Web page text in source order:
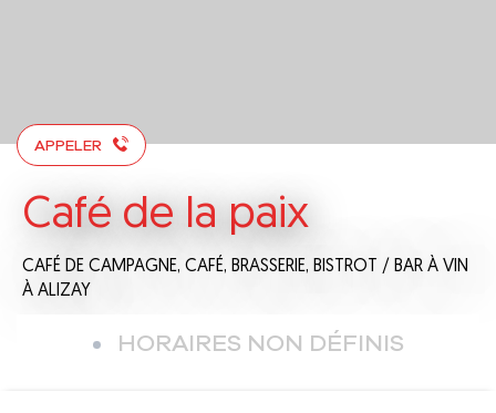
APPELER
Café de la paix
CAFÉ DE CAMPAGNE, CAFÉ, BRASSERIE, BISTROT / BAR À VIN
À ALIZAY
HORAIRES NON DÉFINIS